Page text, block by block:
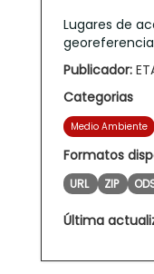
Lugares de
Publicador:
Categorias
Medio Ambiente
Formatos
URL ZIP
Última